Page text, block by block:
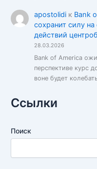
apostolidiк Bank
сохранит силу
действий
28.03.2026
Bank of America
перспективе курс
воне будет
Ссылки
Поиск